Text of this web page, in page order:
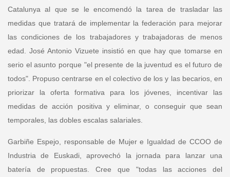
Catalunya al que se le encomendó la tarea de trasladar las
medidas que tratará de implementar la federación para mejorar
las condiciones de los trabajadores y trabajadoras de menos
edad.
José Antonio Vizuete insistió en que hay que tomarse en
serio el asunto porque "el presente de la juventud es el futuro de
todos". Propuso centrarse en el colectivo de los y las becarios, en
priorizar la oferta formativa para los jóvenes, incentivar las
medidas de acción positiva y eliminar, o conseguir que sean
temporales, las dobles escalas salariales.
Garbiñe Espejo, responsable de Mujer e Igualdad de CCOO de
Industria de Euskadi, aprovechó la jornada para lanzar una
batería de propuestas. Cree que "todas las acciones del